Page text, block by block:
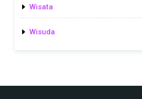
Wisata
Wisuda